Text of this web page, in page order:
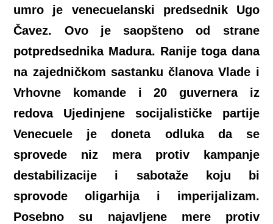
umro je venecuelanski predsednik Ugo
Čavez.
Ovo je saopšteno od strane
potpredsednika Madura. Ranije toga dana
na zajedničkom sastanku članova Vlade i
Vrhovne komande i 20 guvernera iz
redova Ujedinjene socijalističke partije
Venecuele je doneta odluka da se
sprovede niz mera protiv kampanje
destabilizacije i sabotaže koju bi
sprovode oligarhija i imperijalizam.
Posebno su najavljene mere protiv